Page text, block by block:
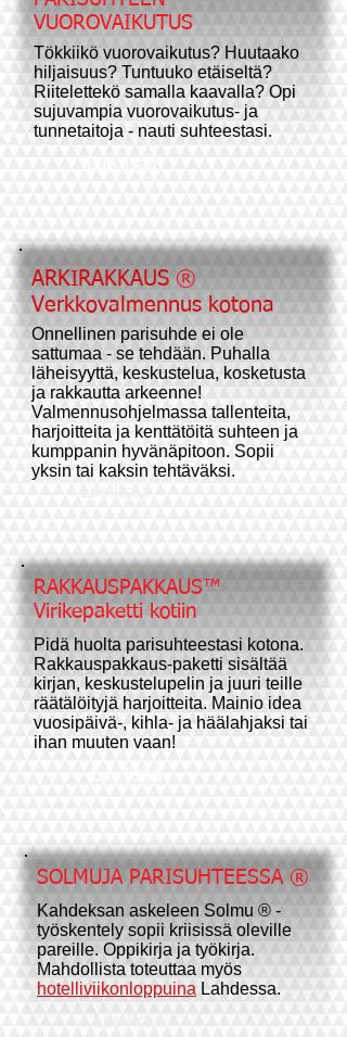
VUOROVAIKUTUS
​Tökkiikö vuorovaikutus? Huutaako
hiljaisuus? Tuntuuko etäiseltä?
Riitelettekö samalla kaavalla? Opi
sujuvampia vuorovaikutus- ja
tunnetaitoja - nauti suhteestasi.
ARKIRAKKAUS ®
Verkkovalmennus kotona
Onnellinen parisuhde ei ole
sattumaa - se tehdään. Puhalla
läheisyyttä, keskustelua, kosketusta
ja rakkautta arkeenne!
Valmennusohjelmassa tallenteita,
harjoitteita ja kenttätöitä suhteen ja
kumppanin hyvänäpitoon. Sopii
yksin tai kaksin tehtäväksi.
RAKKAUSPAKKAUS™
Virikepaketti kotiin
Pidä huolta parisuhteestasi kotona.
Rakkauspakkaus-paketti sisältää
kirjan, keskustelupelin ja juuri teille
räätälöityjä harjoitteita. Mainio idea
vuosipäivä-, kihla- ja häälahjaksi tai
ihan muuten vaan!
SOLMUJA PARISUHTEESSA ®
Kahdeksan askeleen ​Solmu ® -
työskentely sopii kriisissä oleville
pareille. Oppikirja ja työkirja.
Mahdollista toteuttaa myös
hotelliviikonloppuina Lahdessa.